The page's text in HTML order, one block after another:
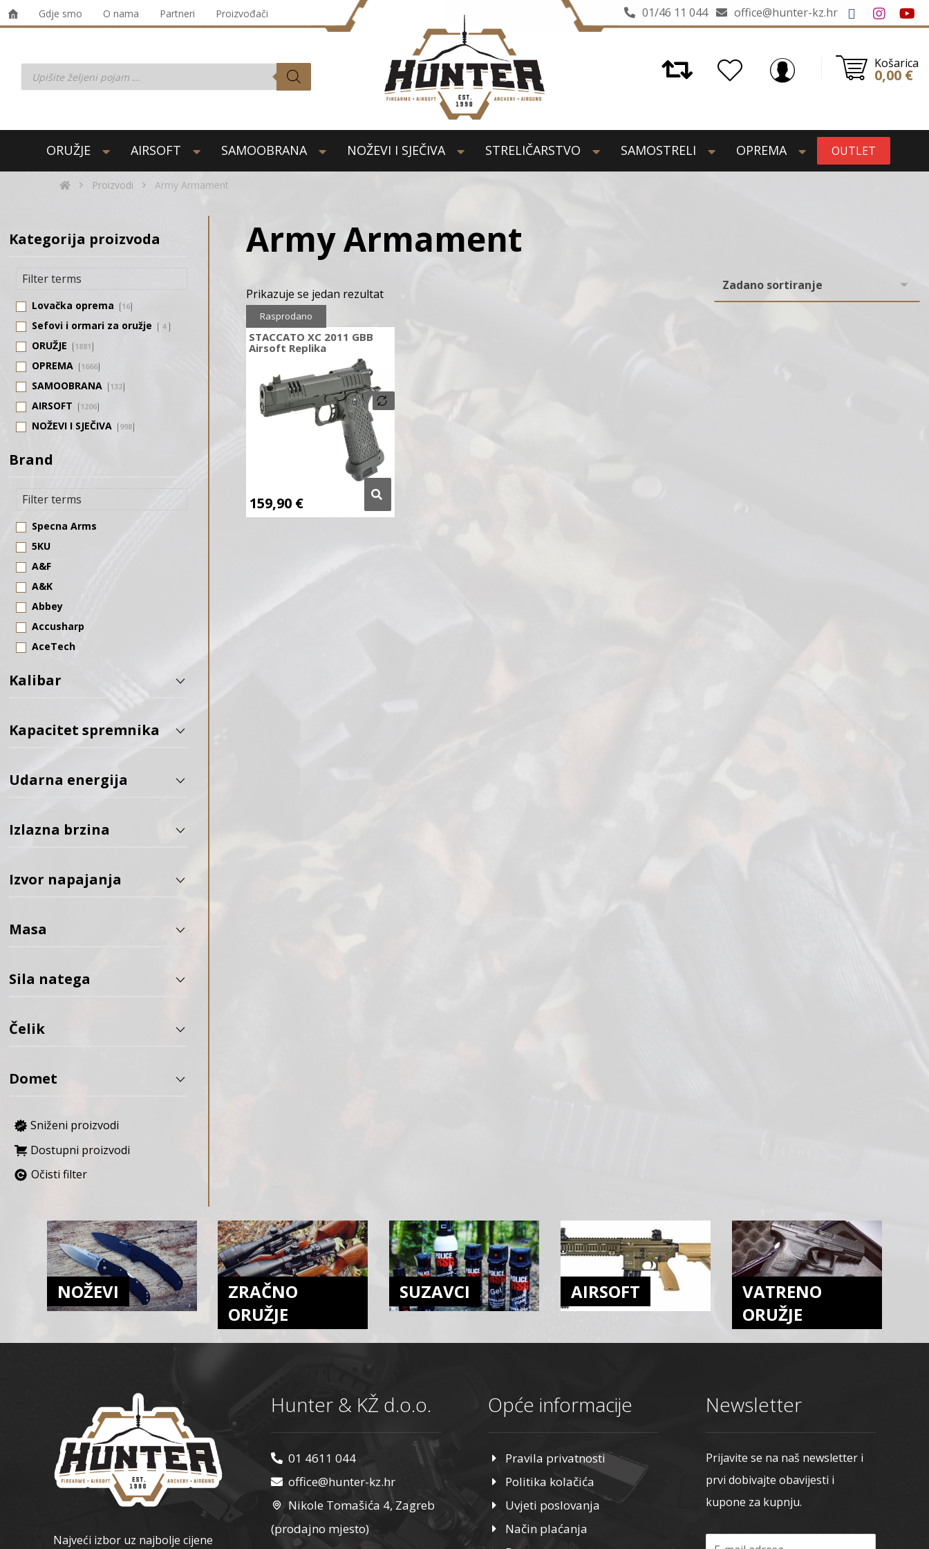
Gdje smo O nama Partneri Proizvođači office@hunter-kz.hr
01/46 11 044
Košarica
0,00 €
ORUŽJE AIRSOFT SAMOOBRANA NOŽEVI I SJEČIVA STRELIČARSTVO SAMOSTRELI OPREMA OUTLET
Proizvodi Army Armament
Army Armament
Prikazuje se jedan rezultat
STACCATO XC 2011 GBB
Airsoft Replika
159,90 €
Rasprodano
Kategorija proizvoda
Lovačka oprema 16
Sefovi i ormari za oružje 4
ORUŽJE 1881
OPREMA 1666
SAMOOBRANA 132
AIRSOFT 1206
NOŽEVI I SJEČIVA 998
STRELIČARSTVO
Brand
Specna Arms
5KU
A&F
A&K
Abbey
Accusharp
AceTech
ADC
Aguila
Airforce Airguns
ALPINA SPORT
Amomax
Apex Gear
Army Armament
AVALON ARCHERY
BCY
BD Custom
BDF
Benelli
BERETTA
Blackhawk
BMT
Brunox
Buck Trail Archery Tradition
Kalibar
Kapacitet spremnika
Udarna energija
Izlazna brzina
Izvor napajanja
Masa
Sila natega
Čelik
Domet
Sniženi proizvodi
Dostupni proizvodi
Očisti filter
NOŽEVI
ZRAČNO
ORUŽJE
SUZAVCI AIRSOFT
VATRENO
ORUŽJE
Najveći izbor uz najbolje cijene
Hunter & KŽ d.o.o.
01 4611 044
office@hunter-kz.hr
Nikole Tomašića 4, Zagreb
(prodajno mjesto)
Opće informacije
Pravila privatnosti
Politika kolačića
Uvjeti poslovanja
Način plaćanja
Newsletter
Prijavite se na naš newsletter i
prvi dobivajte obavijesti i
kupone za kupnju.